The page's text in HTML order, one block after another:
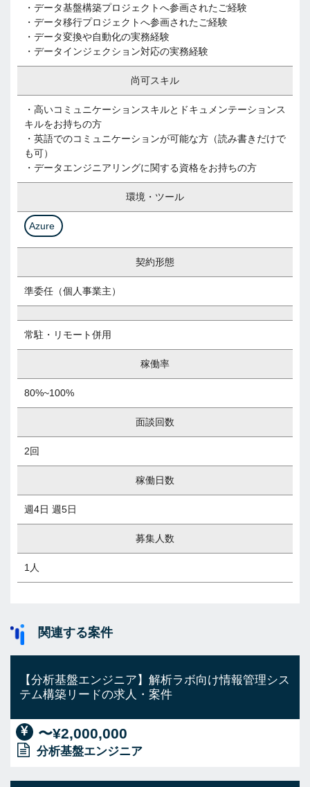
・データ基盤構築プロジェクトへ参画されたご経験
・データ移行プロジェクトへ参画されたご経験
・データ変換や自動化の実務経験
・データインジェクション対応の実務経験
尚可スキル
・高いコミュニケーションスキルとドキュメンテーションス
キルをお持ちの方
・英語でのコミュニケーションが可能な方（読み書きだけで
も可）
・データエンジニアリングに関する資格をお持ちの方
環境・ツール
Azure
契約形態
準委任（個人事業主）
常駐・リモート併用
稼働率
80%~100%
面談回数
2回
稼働日数
週4日 週5日
募集人数
1人
関連する案件
【分析基盤エンジニア】解析ラボ向け情報管理シス
テム構築リードの求人・案件
〜¥2,000,000
分析基盤エンジニア